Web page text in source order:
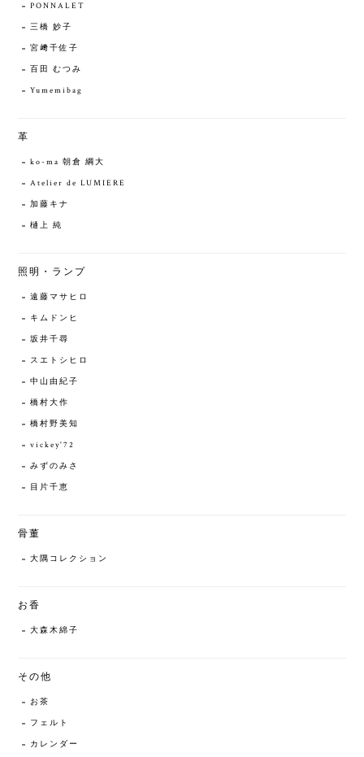
PONNALET
三橋 妙子
宮﨑千佐子
百田 むつみ
Yumemibag
革
ko-ma 朝倉 綱大
Atelier de LUMIERE
加藤キナ
樋上 純
照明・ランプ
遠藤マサヒロ
キムドンヒ
坂井千尋
スエトシヒロ
中山由紀子
橋村大作
橋村野美知
vickey'72
みずのみさ
目片千恵
骨董
大隅コレクション
お香
大森木綿子
その他
お茶
フェルト
カレンダー